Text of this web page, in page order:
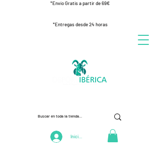
*Envío Gratis a partir de 69€
*Entregas desde 24 horas
Iniciar Sesión